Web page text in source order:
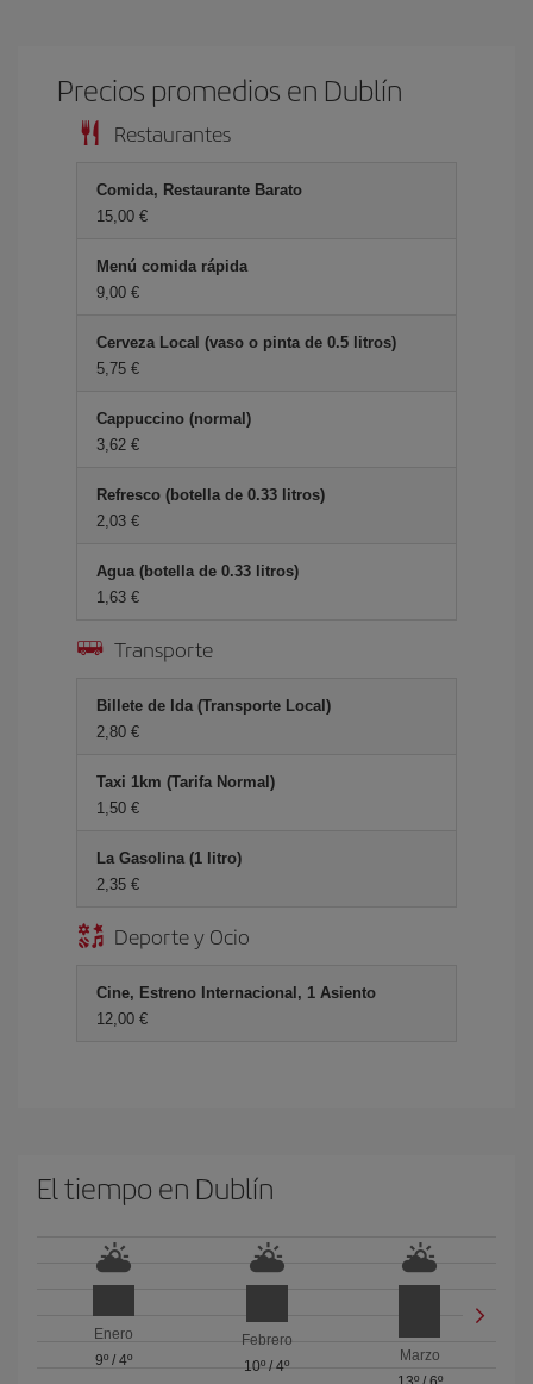
Precios promedios en Dublín
Restaurantes
Comida, Restaurante Barato
15,00 €
Menú comida rápida
9,00 €
Cerveza Local (vaso o pinta de 0.5 litros)
5,75 €
Cappuccino (normal)
3,62 €
Refresco (botella de 0.33 litros)
2,03 €
Agua (botella de 0.33 litros)
1,63 €
Transporte
Billete de Ida (Transporte Local)
2,80 €
Taxi 1km (Tarifa Normal)
1,50 €
La Gasolina (1 litro)
2,35 €
Deporte y Ocio
Cine, Estreno Internacional, 1 Asiento
12,00 €
El tiempo en Dublín
Enero
9º/ 4º
Febrero
10º / 4º
Marzo